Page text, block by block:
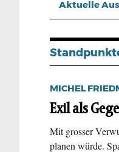
Aktuelle
MICHEL
Exil als
Mit grosser
planen würde.